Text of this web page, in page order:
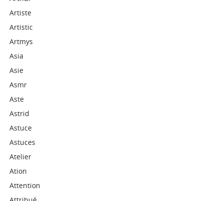
Artiste
Artistic
Artmys
Asia
Asie
Asmr
Aste
Astrid
Astuce
Astuces
Atelier
Ation
Attention